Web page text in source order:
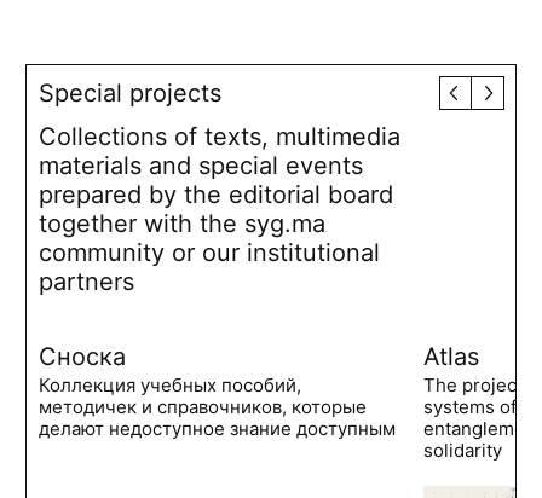
Special projects
Collections of texts, multimedia
materials and special events
prepared by the editorial board
together with the syg.ma
community or our institutional
partners
Сноска
Коллекция учебных пособий,
методичек и справочников, которые
делают недоступное знание доступным
Atlas
The project
systems of
solidarity